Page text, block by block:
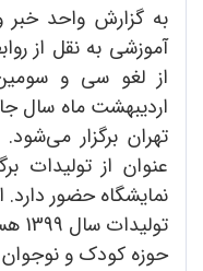
به گزارش واحد خبر
آموزشی به نقل از
از لغو سی و سومین
اردیبهشت ماه سال
حوزه کودک و نوجوان